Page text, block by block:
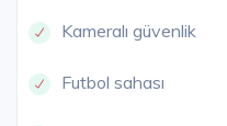
Kameralı güvenlik
Futbol sahası